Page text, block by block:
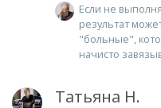
Если не
результат
"больные",
начисто
Татьяна Н.